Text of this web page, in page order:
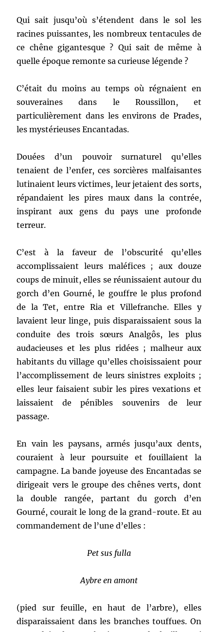
Qui sait jusqu’où s’étendent dans le sol les
racines puissantes, les nombreux tentacules de
ce chêne gigantesque ? Qui sait de même à
quelle époque remonte sa curieuse légende ?
C’était du moins au temps où régnaient en
souveraines dans le Roussillon, et
particulièrement dans les environs de Prades,
les mystérieuses Encantadas.
Douées d’un pouvoir surnaturel qu’elles
tenaient de l’enfer, ces sorcières malfaisantes
lutinaient leurs victimes, leur jetaient des sorts,
répandaient les pires maux dans la contrée,
inspirant aux gens du pays une profonde
terreur.
C’est à la faveur de l’obscurité qu’elles
accomplissaient leurs maléfices ; aux douze
coups de minuit, elles se réunissaient autour du
gorch d’en Gourné, le gouffre le plus profond
de la Tet, entre Ria et Villefranche. Elles y
lavaient leur linge, puis disparaissaient sous la
conduite des trois sœurs Analgôs, les plus
audacieuses et les plus ridées ; malheur aux
habitants du village qu’elles choisissaient pour
l’accomplissement de leurs sinistres exploits ;
elles leur faisaient subir les pires vexations et
laissaient de pénibles souvenirs de leur
passage.
En vain les paysans, armés jusqu’aux dents,
couraient à leur poursuite et fouillaient la
campagne. La bande joyeuse des Encantadas se
dirigeait vers le groupe des chênes verts, dont
la double rangée, partant du gorch d’en
Gourné, courait le long de la grand-route. Et au
commandement de l’une d’elles :
Pet sus fulla
Aybre en amont
(pied sur feuille, en haut de l’arbre), elles
disparaissaient dans les branches touffues. On